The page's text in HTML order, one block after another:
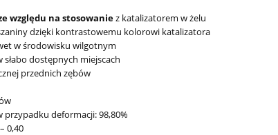
względu na stosowaniez katalizatorem w żelu
dzięki kontrastowemu kolorowi katalizatora
w środowisku wilgotnym
słabo dostępnych miejscach
przednich zębów
deformacji: 98,80%
0,40